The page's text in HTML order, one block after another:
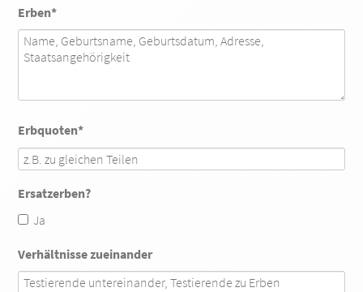
Pflichtfeld
Erben*
Pflichtfeld
Erbquoten*
Ersatzerben?
Ja
Verhältnisse zueinander